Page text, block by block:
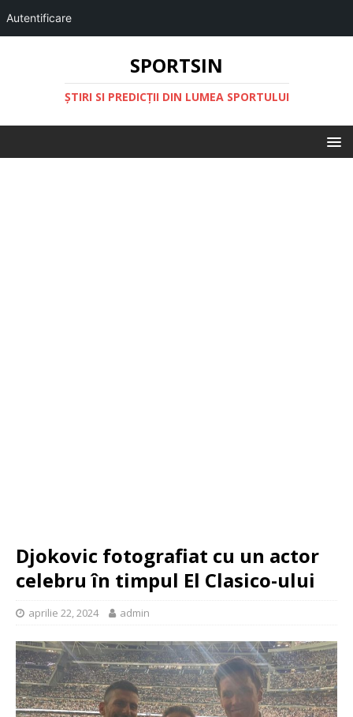
Autentificare
SPORTSIN
ŞTIRI SI PREDICŢII DIN LUMEA SPORTULUI
Djokovic fotografiat cu un actor
celebru în timpul El Clasico-ului
aprilie 22, 2024 admin